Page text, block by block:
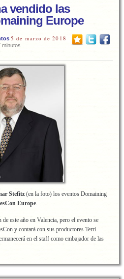
vendido las
Europe
5 de marzo de 2018
Stefitz (en la foto) los eventos Domaining
Europe.
este año en Valencia, pero el evento se
y contará con sus productores Terri
en el staff como embajador de las